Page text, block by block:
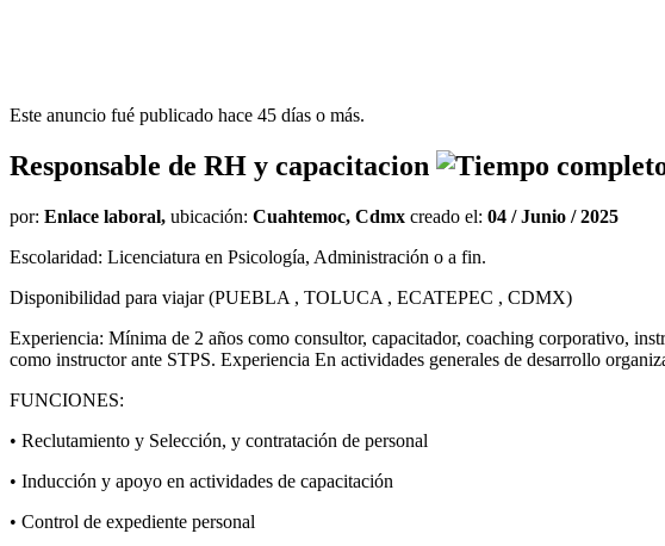
Este anuncio fué publicado hace 45 días o más.
Responsable de RH y capacitacion
por: Enlace laboral, ubicación: Cuahtemoc, Cdmx creado el: 04 / Junio / 2025
Escolaridad: Licenciatura en Psicología, Administración o a fin.
Disponibilidad para viajar (PUEBLA , TOLUCA , ECATEPEC , CDMX)
Experiencia: Mínima de 2 años como consultor, capacitador, coaching corporativo,
como instructor ante STPS. Experiencia En actividades generales de desarrollo
FUNCIONES:
• Reclutamiento y Selección, y contratación de personal
• Inducción y apoyo en actividades de capacitación
• Control de expediente personal